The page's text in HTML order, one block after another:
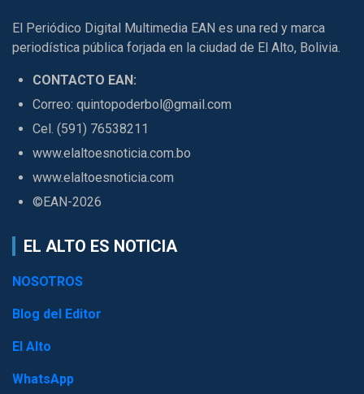
El Periódico Digital Multimedia EAN es una red y marca
periodística pública forjada en la ciudad de El Alto, Bolivia.
CONTACTO EAN:
Correo: quintopoderbol@gmail.com
Cel. (591) 76538211
www.elaltoesnoticia.com.bo
www.elaltoesnoticia.com
©EAN-2026
EL ALTO ES NOTICIA
NOSOTROS
Blog del Editor
El Alto
WhatsApp